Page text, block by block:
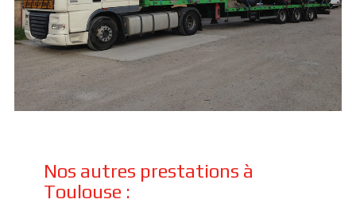
Nos autres prestations à
Toulouse :